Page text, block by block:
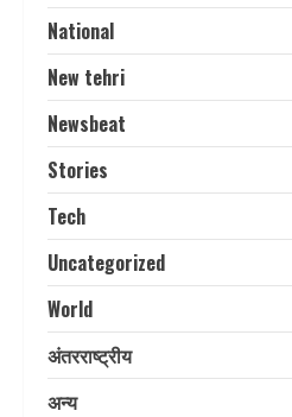
National
New tehri
Newsbeat
Stories
Tech
Uncategorized
World
अंतरराष्ट्रीय
अन्य